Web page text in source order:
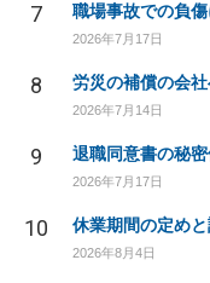
7 職場事故での負
2026年7月17日
8 労災の補償の会
2026年7月14日
9 退職同意書の秘
2026年7月17日
10 休業期間の定め
2026年8月4日